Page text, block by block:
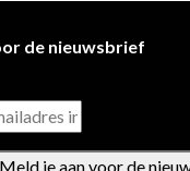
de nieuwsbrief
Meld je aan voor de